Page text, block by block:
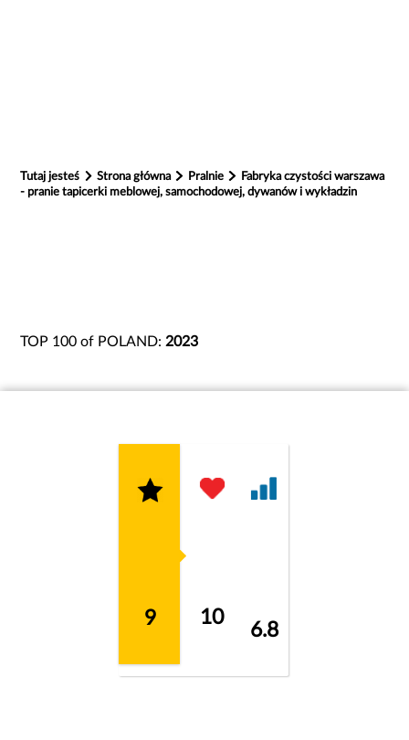
Tutaj jesteś Strona główna Pralnie
Fabryka czystości warszawa
- pranie tapicerki meblowej, samochodowej, dywanów i wykładzin
TOP 100 of POLAND: 2023
9 10
6.8